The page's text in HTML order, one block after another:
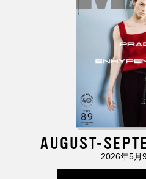
AUGUST-
2026年5月